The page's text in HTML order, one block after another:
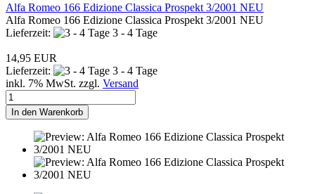
Alfa Romeo 166 Edizione Classica Prospekt 3/2001 NEU
Alfa Romeo 166 Edizione Classica Prospekt 3/2001 NEU
Lieferzeit:
3 - 4 Tage
14,95 EUR
Lieferzeit:
3 - 4 Tage
inkl. 7% MwSt. zzgl. Versand
In den Warenkorb